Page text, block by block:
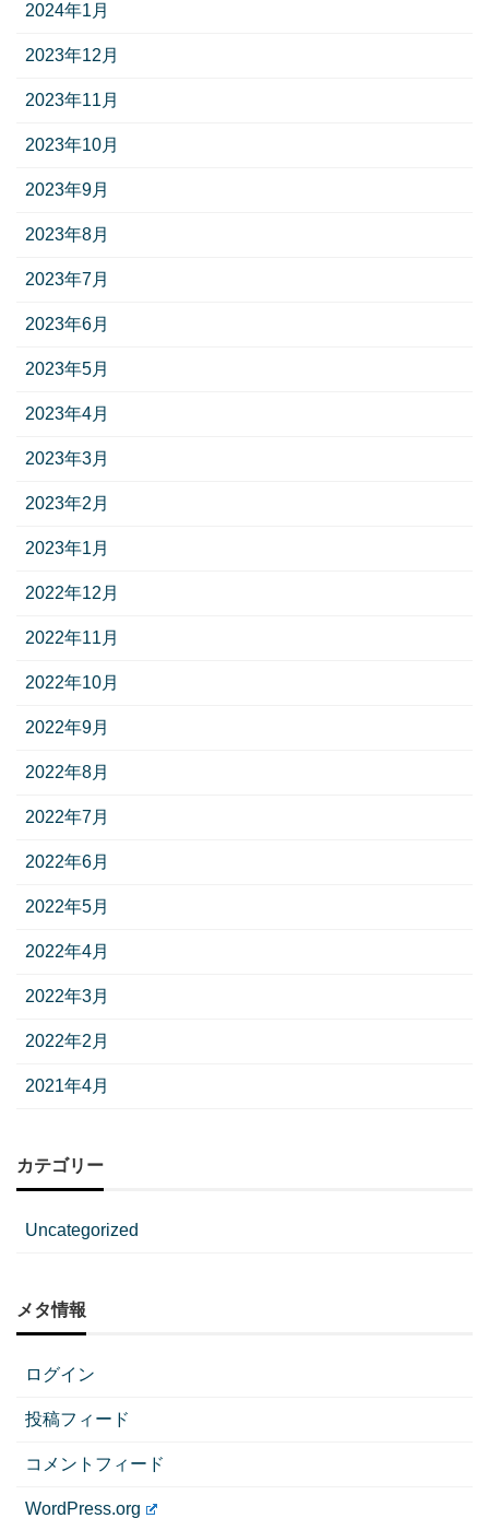
2024年1月
2023年12月
2023年11月
2023年10月
2023年9月
2023年8月
2023年7月
2023年6月
2023年5月
2023年4月
2023年3月
2023年2月
2023年1月
2022年12月
2022年11月
2022年10月
2022年9月
2022年8月
2022年7月
2022年6月
2022年5月
2022年4月
2022年3月
2022年2月
2021年4月
カテゴリー
Uncategorized
メタ情報
ログイン
投稿フィード
コメントフィード
WordPress.org